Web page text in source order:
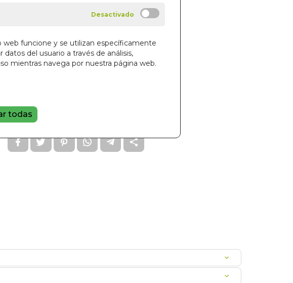
web funcione y se utilizan específicamente
del usuario a través de análisis,
mientras navega por nuestra página web.
todas
ARKANO BOOKS
14,00 €
9788417851446
Referencia: